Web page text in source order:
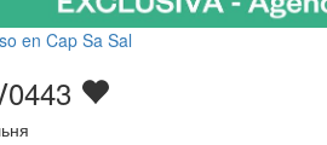
en Cap Sa Sal